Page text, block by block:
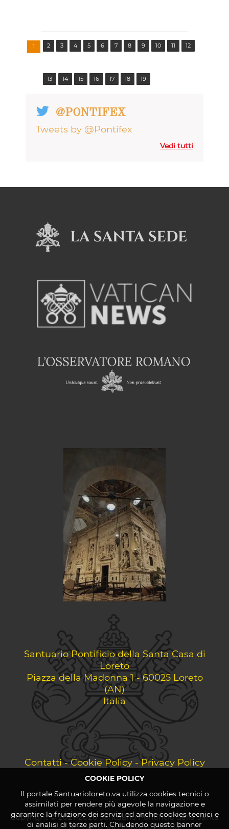
1 2 3 4 5 6 7 8 9 10 11 12
13 14 15 16 17 18 19
@PONTIFEX
Tweets by @Pontifex
Vedi tutti
Santuario Pontificio della Santa Casa di
Loreto
Piazza della Madonna 1 - 60025 Loreto
(AN)
Italia
Contatti-Cookie Policy-Privacy Policy
Copyright © 2021-2026 Santuario Pontificio della Santa
COOKIE POLICY
Il portale Santuarioloreto.va utilizza cookies tecnici o
assimilati per rendere più agevole la navigazione e
garantire la fruizione dei servizi ed anche cookies tecnici e
di analisi di terze parti. Chiudendo questo banner